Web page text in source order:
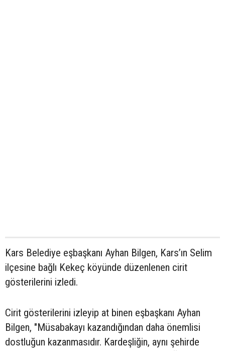
Kars Belediye eşbaşkanı Ayhan Bilgen, Kars’ın Selim
ilçesine bağlı Kekeç köyünde düzenlenen cirit
gösterilerini izledi.
Cirit gösterilerini izleyip at binen eşbaşkanı Ayhan
Bilgen, "Müsabakayı kazandığından daha önemlisi
dostluğun kazanmasıdır. Kardeşliğin, aynı şehirde